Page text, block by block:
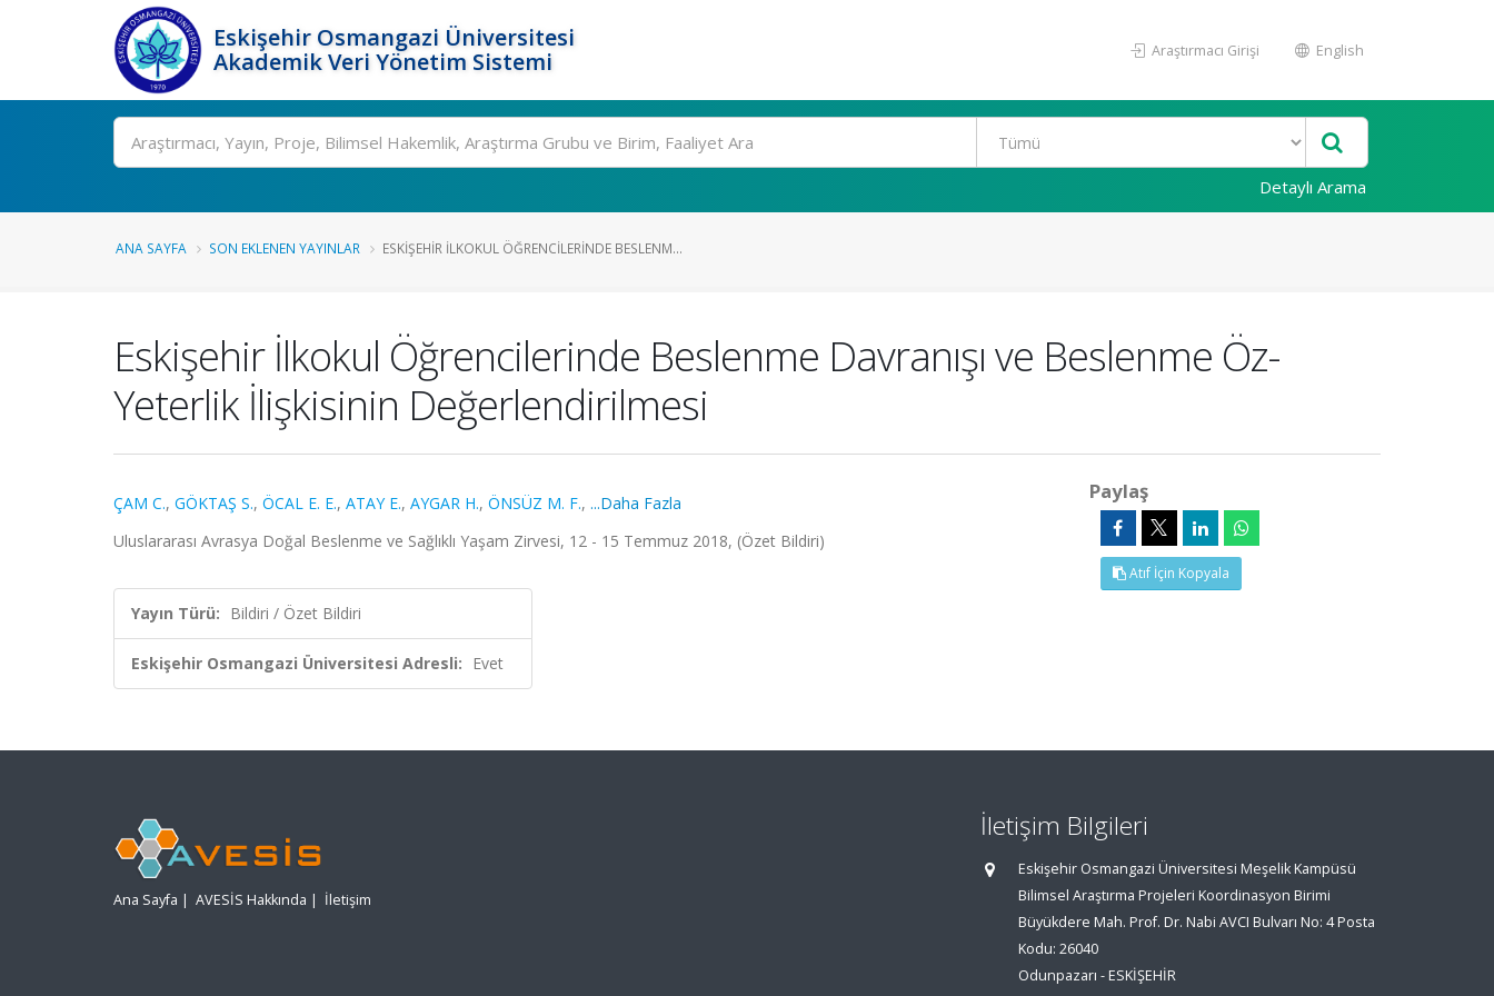
Eskişehir Osmangazi Üniversitesi
Akademik Veri Yönetim Sistemi
Araştırmacı Girişi English
Ara
Detaylı Arama
ANA SAYFA SON EKLENEN YAYINLAR ESKIŞEHIR İLKOKUL ÖĞRENCILERINDE BESLENM...
Eskişehir İlkokul Öğrencilerinde Beslenme Davranışı ve Beslenme Öz-
Yeterlik İlişkisinin Değerlendirilmesi
ÇAM C., GÖKTAŞ S., ÖCAL E. E., ATAY E., AYGAR H., ÖNSÜZ M. F., ...Daha Fazla
Uluslararası Avrasya Doğal Beslenme ve Sağlıklı Yaşam Zirvesi, 12 - 15 Temmuz 2018, (Özet Bildiri)
Yayın Türü: Bildiri / Özet Bildiri
Eskişehir Osmangazi Üniversitesi Adresli: Evet
Paylaş
Atıf İçin Kopyala
Ana Sayfa | AVESİS Hakkında | İletişim
İletişim Bilgileri
Eskişehir Osmangazi Üniversitesi Meşelik Kampüsü
Bilimsel Araştırma Projeleri Koordinasyon Birimi
Büyükdere Mah. Prof. Dr. Nabi AVCI Bulvarı No: 4 Posta
Kodu: 26040
Odunpazarı - ESKİŞEHİR